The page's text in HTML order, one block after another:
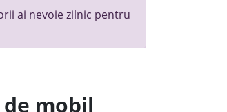
ai nevoie zilnic pentru
mobil